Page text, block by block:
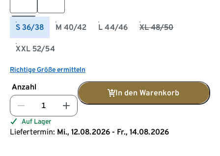
S 36/38 M 40/42 L 44/46 XL 48/50
XXL 52/54
Richtige Größe ermitteln
Anzahl
In den Warenkorb
Auf Lager
Liefertermin: Mi., 12.08.2026 - Fr., 14.08.2026